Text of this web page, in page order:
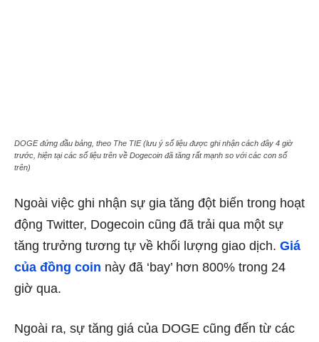
DOGE đứng đầu bảng, theo The TIE (lưu ý số liệu được ghi nhận cách đây 4 giờ
trước, hiện tại các số liệu trên về Dogecoin đã tăng rất mạnh so với các con số
trên)
Ngoài việc ghi nhận ​​sự gia tăng đột biến trong hoạt
động Twitter, Dogecoin cũng đã trải qua một sự
tăng trưởng tương tự về khối lượng giao dịch. Giá
của đồng coin này đã ‘bay’ hơn 800% trong 24
giờ qua.
Ngoài ra, sự tăng giá của DOGE cũng đến từ các